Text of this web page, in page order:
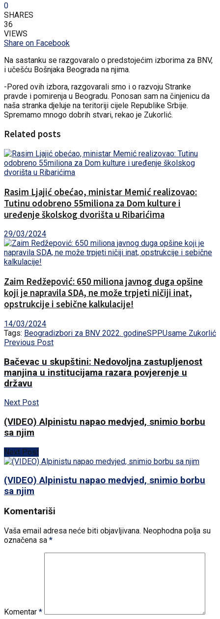
0
SHARES
36
VIEWS
Share on Facebook
Na sastanku se razgovaralo o predstojećim izborima za BNV,
i učešću Bošnjaka Beograda na njima.
-Pored ovih izbora, razgovarali smo i o razvoju Stranke
pravde i pomirenja u Beogradu. Ponosan sam na činjenicu da
naša stranka djeluje na teritoriji cijele Republike Srbije.
Spremamo mnogo dobrih stvari, rekao je Zukorlić.
Related posts
Rasim Ljajić obećao, ministar Memić realizovao:
Tutinu odobreno 55miliona za Dom kulture i
uređenje školskog dvorišta u Ribarićima
29/03/2024
Zaim Redžepović: 650 miliona javnog duga opšine
koji je napravila SDA, ne može trpjeti ničiji inat,
opstrukcije i sebične kalkulacije!
14/03/2024
Tags: Beogradizbori za BNV 2022. godineSPPUsame Zukorlić
Previous Post
Bačevac u skupštini: Nedovoljna zastupljenost
manjina u institucijama razara povjerenje u
državu
Next Post
(VIDEO) Alpinistu napao medvjed, snimio borbu
sa njim
Next Post
(VIDEO) Alpinistu napao medvjed, snimio borbu
sa njim
Komentariši
Vaša email adresa neće biti objavljivana. Neophodna polja su
označena sa *
Komentar *